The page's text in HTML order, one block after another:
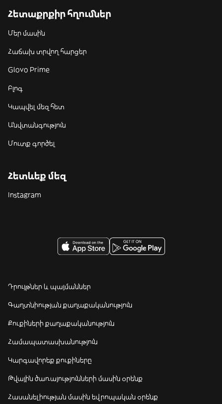
Հետաքրքիր հղումներ
Մեր մասին
Հաճախ տրվող հարցեր
Glovo Prime
Բլոգ
Կապվել մեզ հետ
Անվտանգություն
Մուտք գործել
Հետևեք մեզ
Instagram
Դրույթներ և պայմաններ
Գաղտնիության քաղաքականություն
Քուքիների քաղաքականություն
Համապատասխանություն
Կարգավորեք քուքիները
Թվային ծառայությունների մասին օրենք
Հասանելիության մասին եվրոպական օրենք